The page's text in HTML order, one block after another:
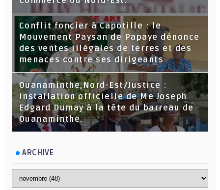
Conflit foncier à Capotille : le
Mouvement Paysan de Papaye dénonce
des ventes illégales de terres et des
menaces contre ses dirigeants
Ouanaminthe,Nord-Est/Justice :
installation officielle de Me Joseph
Edgard Dumay à la tête du barreau de
Ouanaminthe.
ARCHIVE